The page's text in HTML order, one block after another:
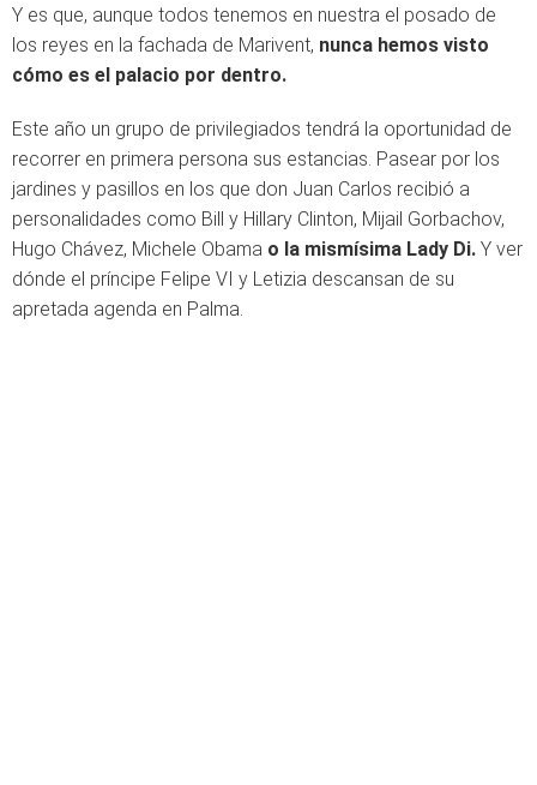
Y es que, aunque todos tenemos en nuestra el posado de
los reyes en la fachada de Marivent, nunca hemos visto
cómo es el palacio por dentro.
Este año un grupo de privilegiados tendrá la oportunidad de
recorrer en primera persona sus estancias. Pasear por los
jardines y pasillos en los que don Juan Carlos recibió a
personalidades como Bill y Hillary Clinton, Mijail Gorbachov,
Hugo Chávez, Michele Obama o la mismísima Lady Di. Y ver
dónde el príncipe Felipe VI y Letizia descansan de su
apretada agenda en Palma.